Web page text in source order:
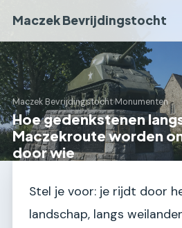
Maczek Bevrijdingstocht
Maczek Bevrijdingstocht›Monumenten
Hoe gedenkstenen
Maczekroute worden
door wie
Stel je voor: je rijdt door
landschap, langs